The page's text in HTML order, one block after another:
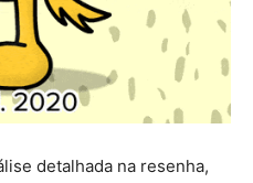
detalhada na resenha,